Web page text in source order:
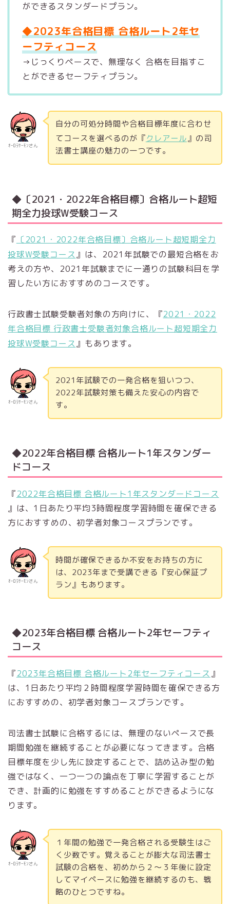
ができるスタンダードプラン。
◆2023年合格目標 合格ルート2年セ
ーフティコース
→じっくりペースで、無理なく 合格を目指すこ
とができるセーフティプラン。
ｵｰﾛﾗｻｰﾓﾝさん
自分の可処分時間や合格目標年度に合わせ
てコースを選べるのが『クレアール』の司
法書士講座の魅力の一つです。
◆〔2021・2022年合格目標〕合格ルート超短
期全力投球W受験コース
『 〔2021・2022年合格目標〕合格ルート超短期全力
投球W受験コース』は、2021年試験での最短合格をお
考えの方や、2021年試験までに一通りの試験科目を学
習したい方におすすめのコースです。
行政書士試験受験者対象の方向けに、『2021・2022
年合格目標 行政書士受験者対象合格ルート超短期全力
投球W受験コース』もあります。
ｵｰﾛﾗｻｰﾓﾝさん
2021年試験での一発合格を狙いつつ、
2022年試験対策も備えた安心の内容で
す。
◆2022年合格目標 合格ルート1年スタンダー
ドコース
『2022年合格目標 合格ルート1年スタンダードコース
』は、1日あたり平均3時間程度学習時間を確保できる
方におすすめの、初学者対象コースプランです。
ｵｰﾛﾗｻｰﾓﾝさん
時間が確保できるか不安をお持ちの方に
は、2023年まで受講できる『安心保証プ
ラン』もあります。
◆2023年合格目標 合格ルート2年セーフティ
コース
『2023年合格目標 合格ルート2年セーフティコース 』
は、1日あたり平均２時間程度学習時間を確保できる方
におすすめの、初学者対象コースプランです。
司法書士試験に合格するには、無理のないペースで長
期間勉強を継続することが必要になってきます。合格
目標年度を少し先に設定することで、詰め込み型の勉
強ではなく、一つ一つの論点を丁寧に学習することが
でき、計画的に勉強をすすめることができるようにな
ります。
ｵｰﾛﾗｻｰﾓﾝさん
１年間の勉強で一発合格される受験生はご
く少数です。覚えることが膨大な司法書士
試験の合格を、初めから２～３年後に設定
してマイペースに勉強を継続するのも、戦
略のひとつですね。